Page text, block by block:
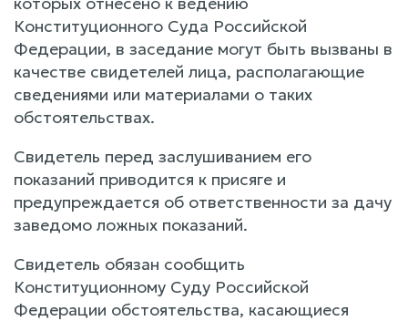
Конституционного Суда Российской
Федерации, в заседание могут быть вызваны в
качестве свидетелей лица, располагающие
сведениями или материалами о таких
обстоятельствах.
Свидетель перед заслушиванием его
показаний приводится к присяге и
предупреждается об ответственности за дачу
заведомо ложных показаний.
Свидетель обязан сообщить
Конституционному Суду Российской
Федерации обстоятельства, касающиеся